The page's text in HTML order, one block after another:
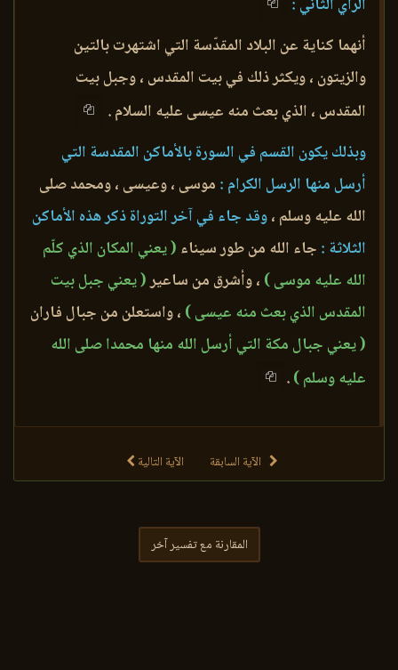
أنهما كناية عن البلاد المقدّسة التي اشتهرت بالتين
والزيتون ، ويكثر ذلك في بيت المقدس ، وجبل بيت
المقدس ، الذي بعث منه عيسى عليه السلام .
وبذلك يكون القسم في السورة بالأماكن المقدسة التي
أرسل منها الرسل الكرام : موسى ، وعيسى ، ومحمد صلى
الله عليه وسلم ،وقد جاء في آخر التوراة ذكر هذه الأماكن
الثلاثة : جاء الله من طور سيناء ( يعني المكان الذي كلّم
الله عليه موسى ) ، وأشرق من ساعير( يعني جبل بيت
المقدس الذي بعث منه عيسى ) ، واستعلن من جبال فاران
( يعني جبال مكة التي أرسل الله منها محمدا صلى الله
عليه وسلم ).
الآية السابقة الآية التالية
المقارنة مع تفسير آخر